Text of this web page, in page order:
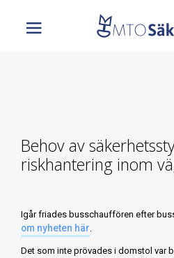
Behov av
riskhantering inom
Igår friades busschauffören efter
om nyheten här.
Det som inte prövades i domstol var